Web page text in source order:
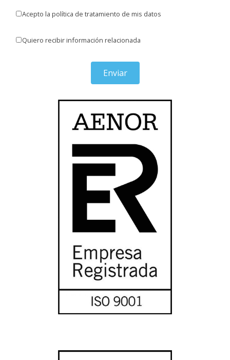
Acepto la política de tratamiento de mis datos
Quiero recibir información relacionada
Enviar